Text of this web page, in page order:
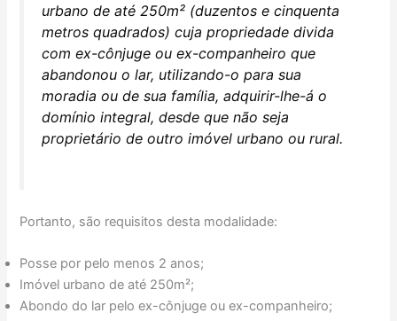
urbano de até 250m² (duzentos e cinquenta
metros quadrados) cuja propriedade divida
com ex-cônjuge ou ex-companheiro que
abandonou o lar, utilizando-o para sua
moradia ou de sua família, adquirir-lhe-á o
domínio integral, desde que não seja
proprietário de outro imóvel urbano ou rural.
Portanto, são requisitos desta modalidade:
Posse por pelo menos 2 anos;
Imóvel urbano de até 250m²;
Abondo do lar pelo ex-cônjuge ou ex-companheiro;